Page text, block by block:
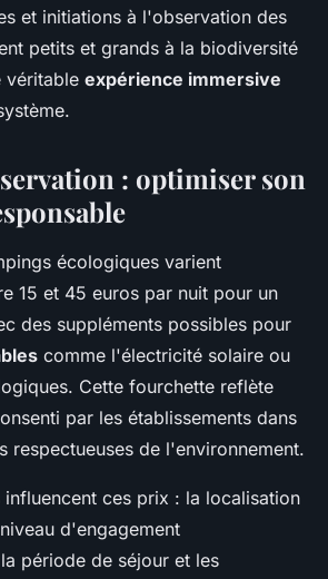
et initiations à l'observation des
petits et grands à la biodiversité
véritable expérience immersive
: optimiser son
écologiques varient
15 et 45 euros par nuit pour un
des suppléments possibles pour
comme l'électricité solaire ou
Cette fourchette reflète
par les établissements dans
respectueuses de l'environnement.
influencent ces prix : la localisation
d'engagement
période de séjour et les